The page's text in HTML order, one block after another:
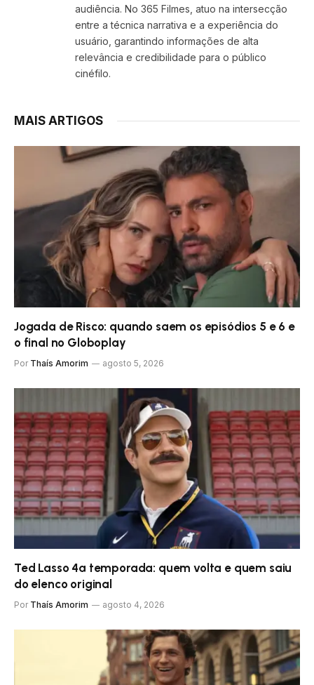
audiência. No 365 Filmes, atuo na intersecção
entre a técnica narrativa e a experiência do
usuário, garantindo informações de alta
relevância e credibilidade para o público
cinéfilo.
MAIS ARTIGOS
Jogada de Risco: quando saem os episódios 5 e 6 e
o final no Globoplay
Por Thaís Amorim agosto 5, 2026
Ted Lasso 4ª temporada: quem volta e quem saiu
do elenco original
Por Thaís Amorim agosto 4, 2026